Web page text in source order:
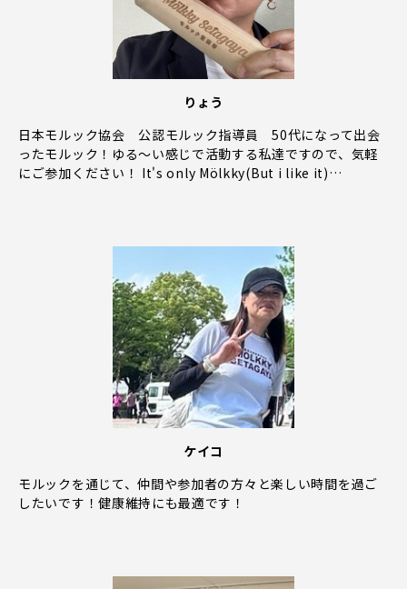
りょう
日本モルック協会 公認モルック指導員 50代になって出会
ったモルック！ゆる〜い感じで活動する私達ですので、気軽
にご参加ください！ It's only Mölkky(But i like it)…
ケイコ
モルックを通じて、仲間や参加者の方々と楽しい時間を過ご
したいです！健康維持にも最適です！